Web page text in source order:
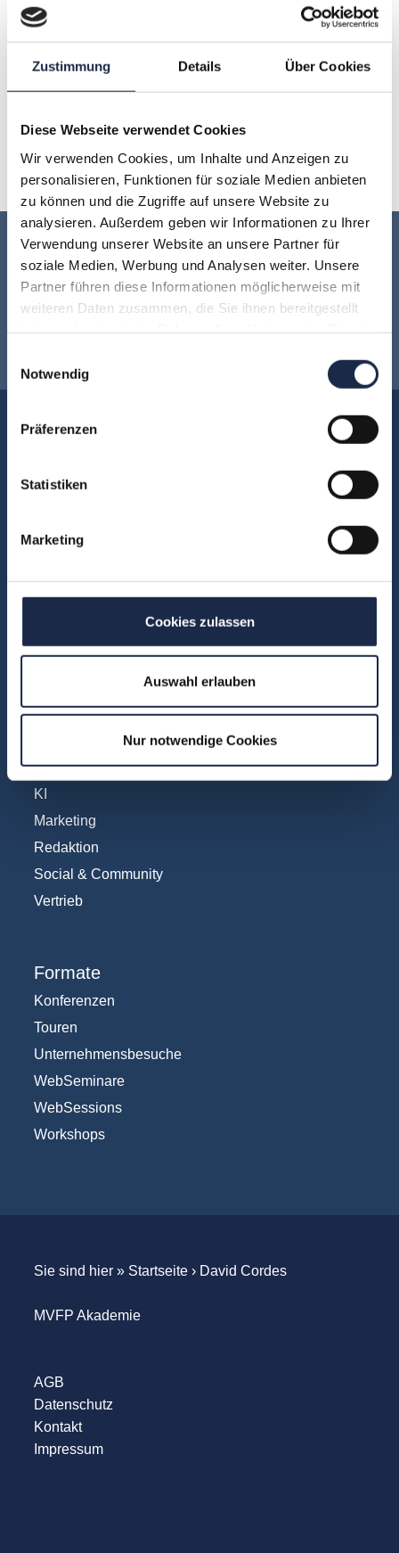
Zustimmung Details Über Cookies
Diese Webseite verwendet Cookies
Wir verwenden Cookies, um Inhalte und Anzeigen zu
personalisieren, Funktionen für soziale Medien anbieten
zu können und die Zugriffe auf unsere Website zu
analysieren. Außerdem geben wir Informationen zu Ihrer
Verwendung unserer Website an unsere Partner für
soziale Medien, Werbung und Analysen weiter. Unsere
Partner führen diese Informationen möglicherweise mit
weiteren Daten zusammen, die Sie ihnen bereitgestellt
Notwendig
Präferenzen
Statistiken
Marketing
Cookies zulassen
Auswahl erlauben
Nur notwendige Cookies
G
H K M N
V W X Y Z
Keine Veranstaltung mehr verpassen:
Jetzt für denMVFP Akademie
Akademie
FAQ
Teilnehmerstimmen
Abo & Subscription
Fachübergreifend
Internationales
IT und Digital
KI
Marketing
Redaktion
Social & Community
Vertrieb
Formate
Konferenzen
Touren
Unternehmensbesuche
WebSeminare
WebSessions
Workshops
Sie sind hier » Startseite› David Cordes
MVFP Akademie
AGB
Datenschutz
Kontakt
Impressum